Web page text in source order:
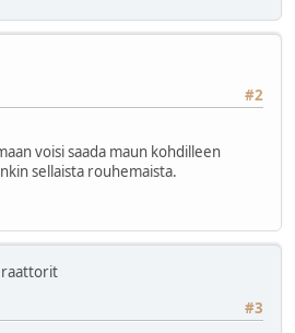
#2
voisi saada maun kohdilleen
sellaista rouhemaista.
#3